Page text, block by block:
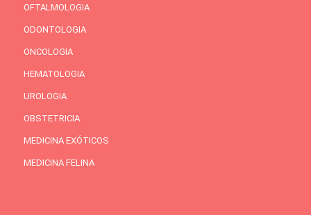
OFTALMOLOGIA
ODONTOLOGIA
ONCOLOGIA
HEMATOLOGIA
UROLOGIA
OBSTETRICIA
MEDICINA EXÓTICOS
MEDICINA FELINA